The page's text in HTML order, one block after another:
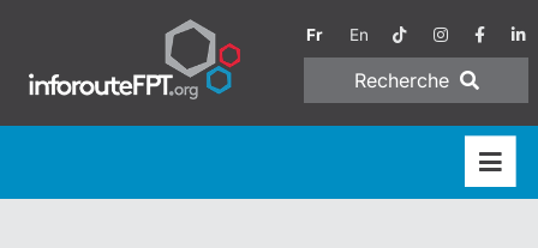
Fr En
Recherche